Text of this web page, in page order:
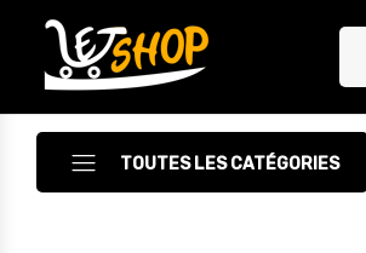
Letshop.dz
TOUTES LES CATÉGORIES